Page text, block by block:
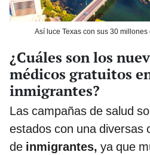
Así luce Texas con sus 30 millones
¿Cuáles son los
médicos gratuitos
inmigrantes?
Las campañas de salud
estados con una diversas
de inmigrantes, ya que